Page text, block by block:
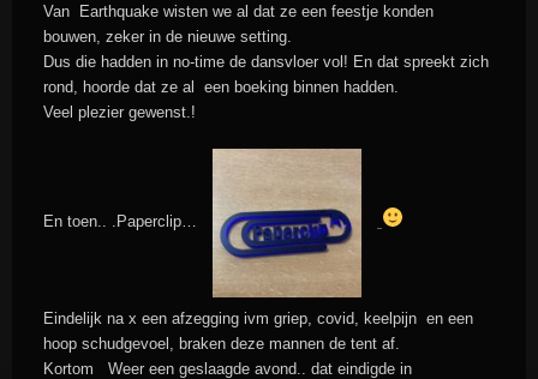
Van Earthquake wisten we al dat ze een feestje konden
bouwen, zeker in de nieuwe setting.
Dus die hadden in no-time de dansvloer vol! En dat spreekt zich
rond, hoorde dat ze al een boeking binnen hadden.
Veel plezier gewenst.!
En toen.. .Paperclip…
Eindelijk na x een afzegging ivm griep, covid, keelpijn en een
hoop schudgevoel, braken deze mannen de tent af.
Kortom Weer een geslaagde avond.. dat eindigde in